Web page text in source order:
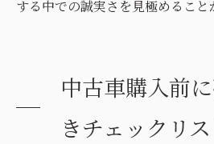
する中での誠実さを見極めること
中古車購入前
きチェックリ